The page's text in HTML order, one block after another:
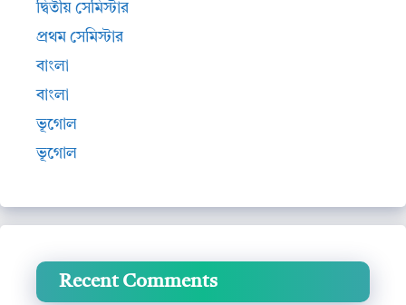
দ্বিতীয় সেমিস্টার
প্রথম সেমিস্টার
বাংলা
বাংলা
ভূগোল
ভূগোল
Recent Comments